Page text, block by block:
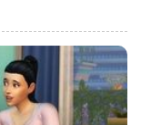
Ciekawe są